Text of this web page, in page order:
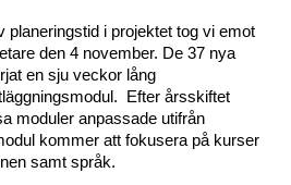
planeringstid i projektettogvi emot
den 4 november. De 37 nya
en sju veckor lång
modul. Efter årsskiftet
moduler anpassade utifrån
kommer att fokusera påkurser
samt språk.